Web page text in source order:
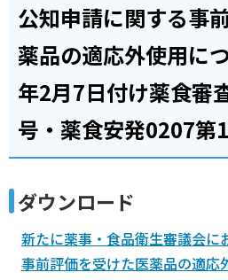
公知申請に関する事
薬品の適応外使用に
年2月7日付け薬食審
号・薬食安発0207第1
ダウンロード
新たに薬事・食品衛生審議会に
事前評価を受けた医薬品の適応